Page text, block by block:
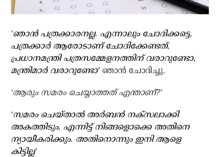
‘ഞാന്‍ പത്രക്കാരനല്ല. എന്നാലും ചോദിക്കട്ടെ,
പത്രക്കാര്‍ ആരോടാണ് ചോദിക്കേണ്ടത്,
പ്രധാനമന്ത്രി പത്രസമ്മേളനത്തിന് വരാറുണ്ടോ,
മന്ത്രിമാര്‍ വരാറുണ്ടോ’ ഞാന്‍ ചോദിച്ചു.
‘ആരും സമരം ചെയ്യാത്തത് എന്താണ്?’
‘സമരം ചെയ്താല്‍ അര്‍ബന്‍ നക്‌സലാക്കി
അകത്തിടും, എന്നിട്ട് നിങ്ങളൊക്കെ അതിനെ
ന്യായീകരിക്കും. അതിനൊന്നും ഇനി ആളെ
കിട്ടില്ല’